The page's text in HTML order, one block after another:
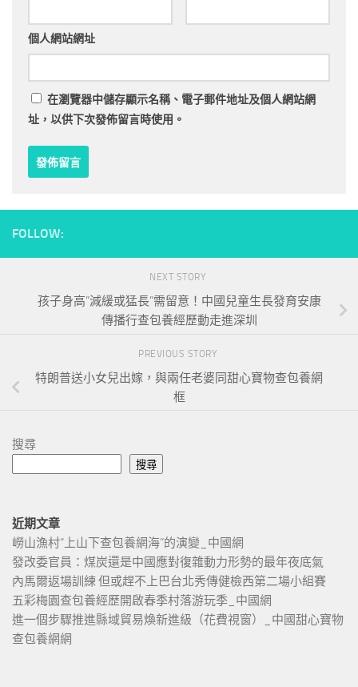
個人網站網址
在瀏覽器中儲存顯示名稱、電子郵件地址及個人網站網
址，以供下次發佈留言時使用。
FOLLOW:
NEXT STORY
孩子身高”減緩或猛長”需留意！中國兒童生長發育安康
傳播行查包養經歷動走進深圳
PREVIOUS STORY
特朗普送小女兒出嫁，與兩任老婆同甜心寶物查包養網
框
搜尋
搜尋
近期文章
嶗山漁村“上山下查包養網海”的演變_中國網
發改委官員：煤炭還是中國應對復雜動力形勢的最年夜底氣
內馬爾返場訓練 但或趕不上巴台北秀傳健檢西第二場小組賽
五彩梅園查包養經歷開啟春季村落游玩季_中國網
進一個步驟推進縣域貿易煥新進級（花費視窗）_中國甜心寶物
查包養網網